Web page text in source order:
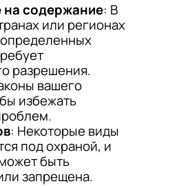
содержание: В
или регионах
разрешения.
вашего
избежать
: Некоторые виды
под охраной, и
быть
запрещена.